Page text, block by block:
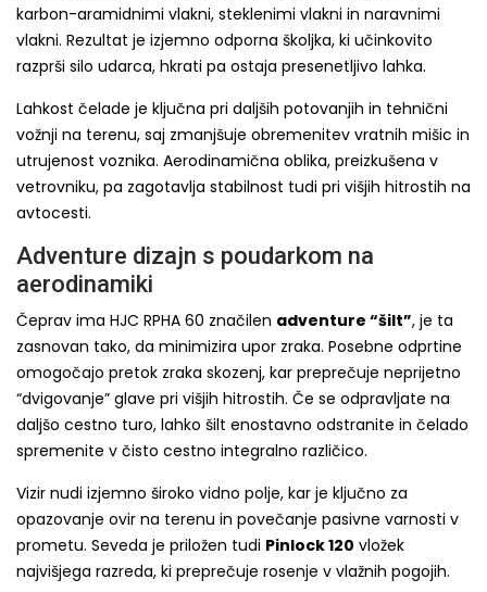
karbon-aramidnimi vlakni, steklenimi vlakni in naravnimi
vlakni. Rezultat je izjemno odporna školjka, ki učinkovito
razprši silo udarca, hkrati pa ostaja presenetljivo lahka.
Lahkost čelade je ključna pri daljših potovanjih in tehnični
vožnji na terenu, saj zmanjšuje obremenitev vratnih mišic in
utrujenost voznika. Aerodinamična oblika, preizkušena v
vetrovniku, pa zagotavlja stabilnost tudi pri višjih hitrostih na
avtocesti.
Adventure dizajn s poudarkom na
aerodinamiki
Čeprav ima HJC RPHA 60 značilen adventure “šilt”, je ta
zasnovan tako, da minimizira upor zraka. Posebne odprtine
omogočajo pretok zraka skozenj, kar preprečuje neprijetno
“dvigovanje” glave pri višjih hitrostih. Če se odpravljate na
daljšo cestno turo, lahko šilt enostavno odstranite in čelado
spremenite v čisto cestno integralno različico.
Vizir nudi izjemno široko vidno polje, kar je ključno za
opazovanje ovir na terenu in povečanje pasivne varnosti v
prometu. Seveda je priložen tudi Pinlock 120 vložek
najvišjega razreda, ki preprečuje rosenje v vlažnih pogojih.